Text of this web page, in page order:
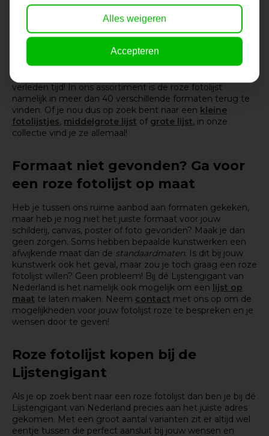
Soms kan het erg lastig zijn om de juiste fotolijst maat
vinden. Niet alle webshops bieden elk formaat aan en dit
kan er soms voor zorgen dat je zeer lang aan het zoeken
verleden tijd! In ons assortiment is de roze fotolijst
namelijk in meer dan 40 verschillende formaten terug te
vinden. Of je nou dus op zoek bent naar een kleine
fotolijstjes, middelgrote lijst of grote lijst, in onze
collectie vind je ze allemaal!
Formaat niet gevonden? Ga voor
een roze fotolijst op maat
Heb je tussen ons ruime aanbod aan formaten gekeken,
maar heb je nog niet het juiste formaat voor jouw
schilderij, canvas, poster of foto gevonden? Maak je dan
geen zorgen. Soms hebben bepaalde kunstwerken een
afwijkende maat dan de standaardmaten. Is dit bij jouw
kunstwerk ook het geval, maar zou je toch graag een roze
fotolijst willen? Geen probleem! Bij dé Lijstengigant van
Nederland is het namelijk ook mogelijk om een lijst op
maat te laten maken. Neem contact met ons op om de
mogelijkheden voor jouw fotolijst roze te bespreken en je
wensen door te geven!
Roze fotolijst kopen bij de
Lijstengigant
Als je op zoek bent naar een roze fotolijst dan ben je bij dé
Lijstengigant van Nederland precies aan het juiste adres
gekomen. Met een groot aantal varianten zit er altijd wel
eentje tussen die perfect aansluit bij jouw wensen en
Alles weigeren
Accepteren